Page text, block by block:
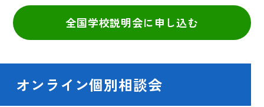
全国学校説明会に申し込む
オンライン個別相談会